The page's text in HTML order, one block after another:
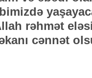
rəhmət
cənnət